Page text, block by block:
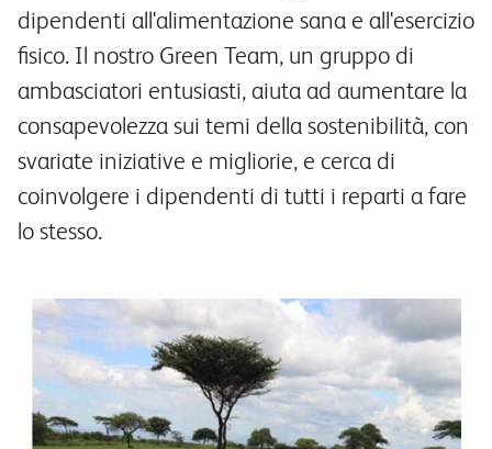
dipendenti all'alimentazione sana e all'esercizio
fisico. Il nostro Green Team, un gruppo di
ambasciatori entusiasti, aiuta ad aumentare la
consapevolezza sui temi della sostenibilità, con
svariate iniziative e migliorie, e cerca di
coinvolgere i dipendenti di tutti i reparti a fare
lo stesso.